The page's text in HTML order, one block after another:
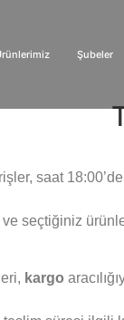
Şubeler
saat
seçtiğiniz
kargo